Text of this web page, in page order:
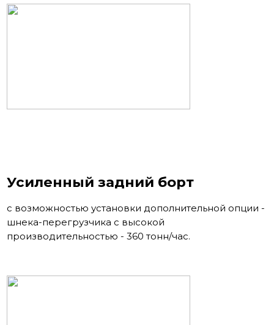
Усиленный задний борт
с возможностью установки дополнительной опции -
шнека-перегрузчика с высокой
производительностью - 360 тонн/час.